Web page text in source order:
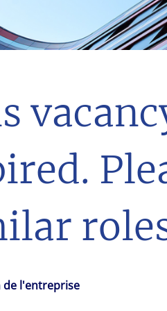
de l'entreprise
Colliers remains committed
and people worldwide.